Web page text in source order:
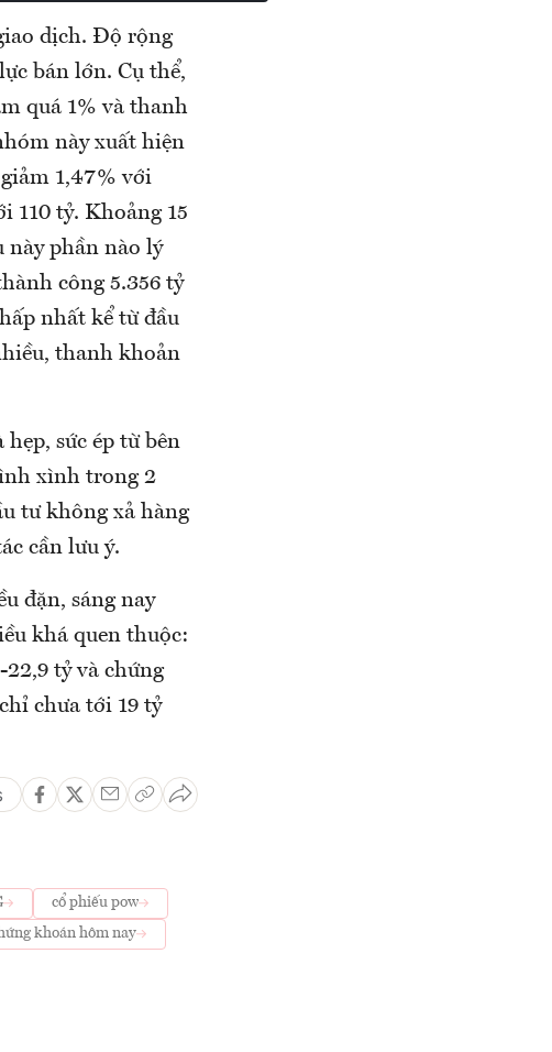
dịch. Độ rộng
bán lớn. Cụ thể,
quá 1% và thanh
này xuất hiện
1,47% với
110 tỷ. Khoảng 15
này phần nào lý
công 5.356 tỷ
nhất kể từ đầu
thanh khoản
sức ép từ bên
xình trong 2
tư không xả hàng
cần lưu ý.
đặn, sáng nay
khá quen thuộc:
tỷ và chứng
chưa tới 19 tỷ
cổ phiếu pow
khoán hôm nay